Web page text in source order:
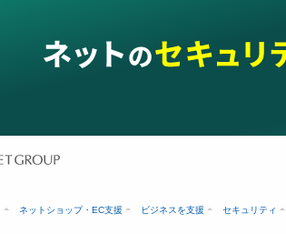
ネットショップ・EC支援 ビジネスを支援 セキュリティ